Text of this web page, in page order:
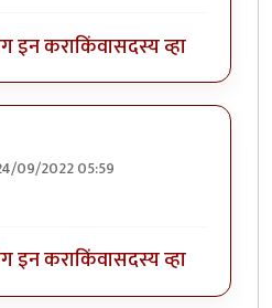
इन कराकिंवासदस्य व्हा
09/2022 05:59
इन कराकिंवासदस्य व्हा